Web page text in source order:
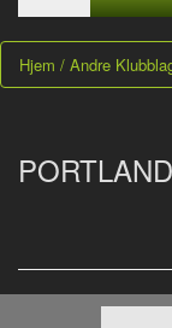
Hjem Andre